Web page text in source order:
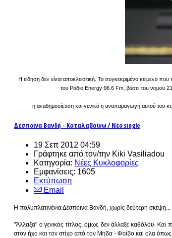
Η είδηση δεν είναι αποκλειστική. Το συγκεκριμένο κείμενο
του Ράδιο Energy 96.6 Fm, βάσει του νόμου
η αναδημοσίευση και γενικά η αναπαραγωγή αυτού του
Δέσποινα Βανδή - Καταλαβαίνω / Νέο single
19 Σεπ 2012 04:59
Γράφτηκε από τον/την Kiki Vasiliadou
Κατηγορία: Νέες Κυκλοφορίες
Εμφανίσεις: 1605
Εκτύπωση
Email
Η πολυπλατινένια Δέσποινα Βανδή, χωρίς δεύτερη
"Άλλαξα" ο γενικός τίτλος, όμως δεν άλλαξε καθόλου. Και
στον ήχο και τον στίχο από τον Μήδα - Φοίβο και όλα